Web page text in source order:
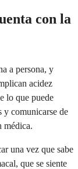
con la
a persona, y
acidez
lo que puede
y comunicarse de
médica.
una vez que sabe
que se siente